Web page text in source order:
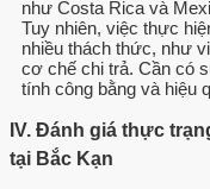
như Costa Rica và
Tuy nhiên, việc thực
nhiều thách thức, như
cơ chế chi trả. Cần có
tính công bằng và hiệu
IV. Đánh giá thực
tại Bắc Kạn